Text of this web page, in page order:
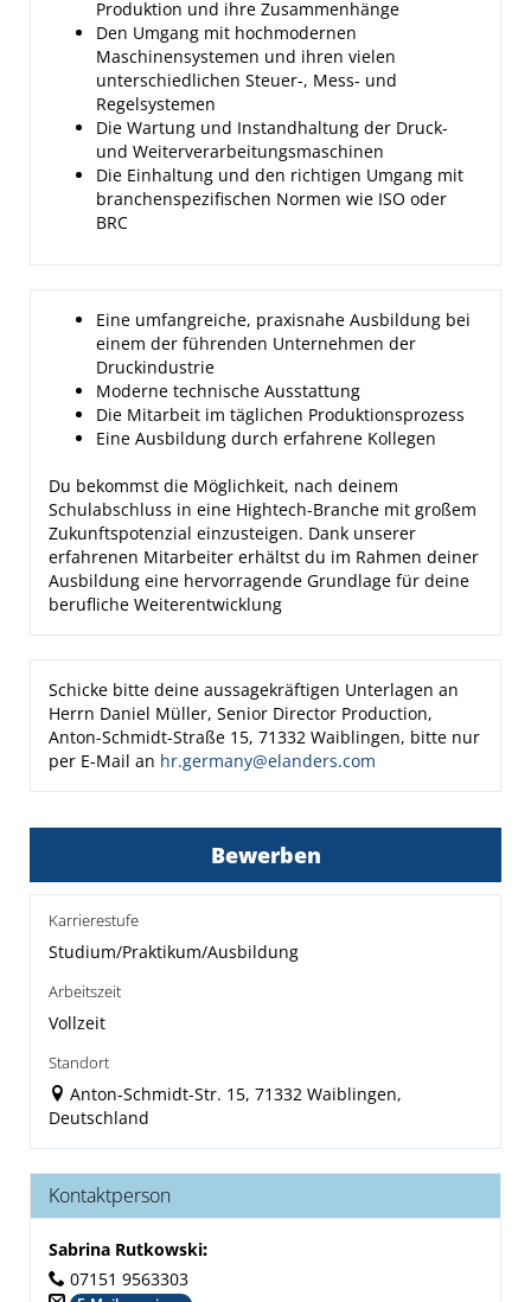
Produktion und ihre Zusammenhänge
Den Umgang mit hochmodernen
Maschinensystemen und ihren vielen
unterschiedlichen Steuer-, Mess- und
Regelsystemen
Die Wartung und Instandhaltung der Druck-
und Weiterverarbeitungsmaschinen
Die Einhaltung und den richtigen Umgang mit
branchenspezifischen Normen wie ISO oder
BRC
Eine umfangreiche, praxisnahe Ausbildung bei
einem der führenden Unternehmen der
Druckindustrie
Moderne technische Ausstattung
Die Mitarbeit im täglichen Produktionsprozess
Eine Ausbildung durch erfahrene Kollegen
Du bekommst die Möglichkeit, nach deinem
Schulabschluss in eine Hightech-Branche mit großem
Zukunftspotenzial einzusteigen. Dank unserer
erfahrenen Mitarbeiter erhältst du im Rahmen deiner
Ausbildung eine hervorragende Grundlage für deine
berufliche Weiterentwicklung
Schicke bitte deine aussagekräftigen Unterlagen an
Herrn Daniel Müller, Senior Director Production,
Anton-Schmidt-Straße 15, 71332 Waiblingen, bitte nur
per E-Mail an hr.germany@elanders.com
Bewerben
Karrierestufe
Studium/Praktikum/Ausbildung
Arbeitszeit
Vollzeit
Standort
Anton-Schmidt-Str. 15, 71332 Waiblingen,
Deutschland
Kontaktperson
Sabrina Rutkowski:
07151 9563303